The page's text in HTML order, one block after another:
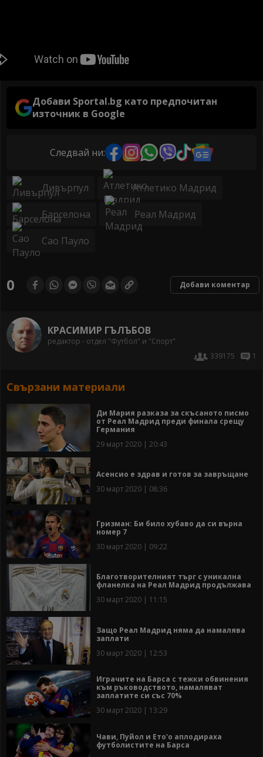
Добави Sportal.bg като предпочитан
източник в Google
Следвай ни:
Ливърпул Атлетико Мадрид
Барселона Реал Мадрид
Сао Пауло
0 Добави коментар
КРАСИМИР ГЪЛЪБОВ
редактор - отдел "Футбол" и "Спорт"
339175
1
Свързани материали
Ди Мария разказа за скъсаното писмо
от Реал Мадрид преди финала срещу
Германия
29 март 2020 | 20:43
Асенсио е здрав и готов за завръщане
30 март 2020 | 08:36
Гризман: Би било хубаво да си върна
номер 7
30 март 2020 | 09:22
Благотворителният търг с уникална
фланелка на Реал Мадрид продължава
30 март 2020 | 11:15
Защо Реал Мадрид няма да намалява
заплати
30 март 2020 | 12:53
Играчите на Барса с тежки обвинения
към ръководството, намаляват
заплатите си със 70%
30 март 2020 | 13:29
Чави, Пуйол и Ето'о аплодираха
футболистите на Барса